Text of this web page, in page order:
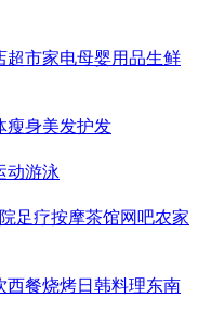
超市家电母婴用品生鲜
瘦身美发护发
动游泳
足疗按摩茶馆网吧农家
西餐烧烤日韩料理东南